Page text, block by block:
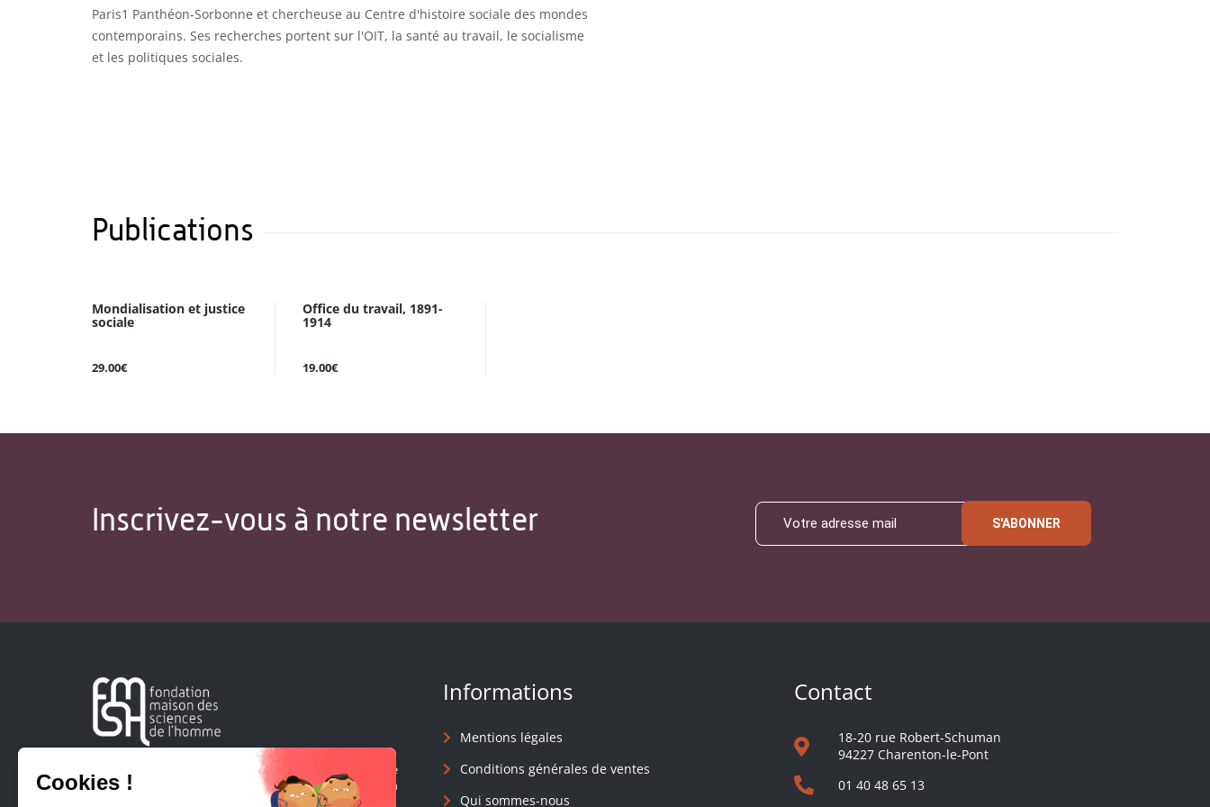
Paris1 Panthéon-Sorbonne et chercheuse au Centre d'histoire sociale des mondes
contemporains. Ses recherches portent sur l'OIT, la santé au travail, le socialisme
et les politiques sociales.
Publications
Mondialisation et justice
sociale
29.00€
Office du travail, 1891-
1914
19.00€
Inscrivez-vous à notre newsletter S'ABONNER
Créée en 1963, la Fondation Maison Sciences de l'Homme
soutient la recherche et la diffusion des connaissances en
Informations
Mentions légales
Conditions générales de ventes
Qui sommes-nous
Contact
18-20 rue Robert-Schuman
94227 Charenton-le-Pont
01 40 48 65 13